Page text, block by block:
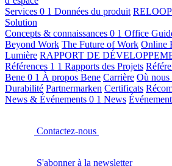
Services 0 1 Données du produit
Solution
Concepts & connaissances 0 1 Office
Beyond Work The Future of Work Online
Lumière RAPPORT DE
Références 1 1 Rapports des Projets
Bene 0 1 À propos Bene Carrière Où nous
Durabilité Partnermarken Certificats
News & Événements 0 1 News
Contactez-nous
S'abonner à la newsletter